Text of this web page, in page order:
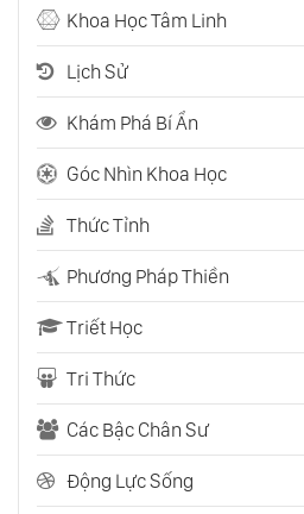
Khoa Học Tâm Linh
Lịch Sử
Khám Phá Bí Ẩn
Góc Nhìn Khoa Học
Thức Tỉnh
Phương Pháp Thiền
Triết Học
Tri Thức
Các Bậc Chân Sư
Động Lực Sống